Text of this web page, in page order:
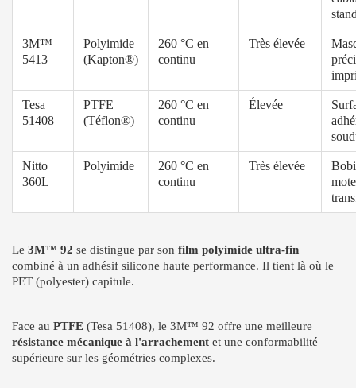
3M™
5413
Polyimide
(Kapton®)
260 °C en
continu
Très élevée
Tesa
51408
PTFE
(Téflon®)
260 °C en
continu
Élevée
Nitto
360L
Polyimide
260 °C en
continu
Très élevée
Le 3M™ 92 se distingue par son film polyimide ultra-fin
combiné à un adhésif silicone haute performance. Il tient là où le
PET (polyester) capitule.
Face au PTFE (Tesa 51408), le 3M™ 92 offre une meilleure
résistance mécanique à l'arrachement et une conformabilité
supérieure sur les géométries complexes.